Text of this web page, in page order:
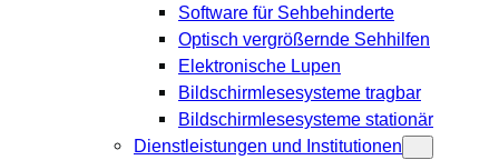
Software für Sehbehinderte
Optisch vergrößernde Sehhilfen
Elektronische Lupen
Bildschirmlesesysteme tragbar
Bildschirmlesesysteme stationär
Dienstleistungen und Institutionen